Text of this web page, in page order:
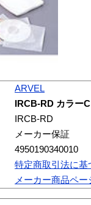
ARVEL
IRCB-RD カラー
IRCB-RD
メーカー保証
4950190340010
特定商取引法に基
メーカー商品ペー